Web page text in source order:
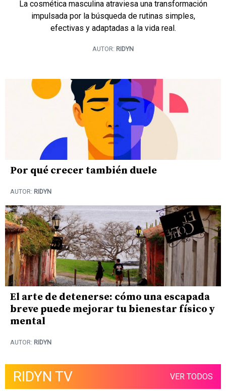
Por qué crecer también duele
AUTOR: RIDYN
El arte de detenerse: cómo una escapada
breve puede mejorar tu bienestar físico y
mental
AUTOR: RIDYN
La cosmética masculina atraviesa una transformación
impulsada por la búsqueda de rutinas simples,
efectivas y adaptadas a la vida real.
AUTOR: RIDYN
RIDYN TV VER TODOS